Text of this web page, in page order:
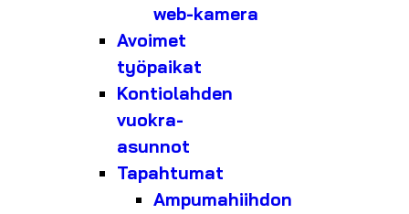
web-kamera
Avoimet
työpaikat
Kontiolahden
vuokra-
asunnot
Tapahtumat
Ampumahiihdon